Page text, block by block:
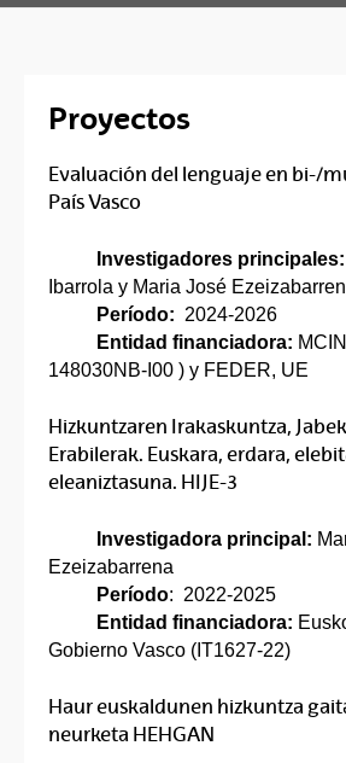
Proyectos
Evaluación del lenguaje en bi-/
País Vasco
Investigadores principales:
Ibarrola y Maria José
Período: 2024-2026
Entidad financiadora:
148030NB-I00 ) y FEDER, UE
Hizkuntzaren Irakaskuntza,
Erabilerak. Euskara, erdara,
eleaniztasuna. HIJE-3
Investigadora principal:
Ezeizabarrena
Período: 2022-2025
Entidad financiadora:
Gobierno Vasco (IT1627-22)
Haur euskaldunen hizkuntza
neurketa HEHGAN